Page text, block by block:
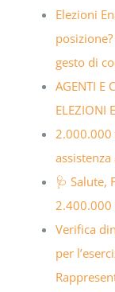
Elezioni
gesto di
AGENTI E
ELEZIONI
2.000.000
🩺 Salute,
2.400.000
Verifica
per